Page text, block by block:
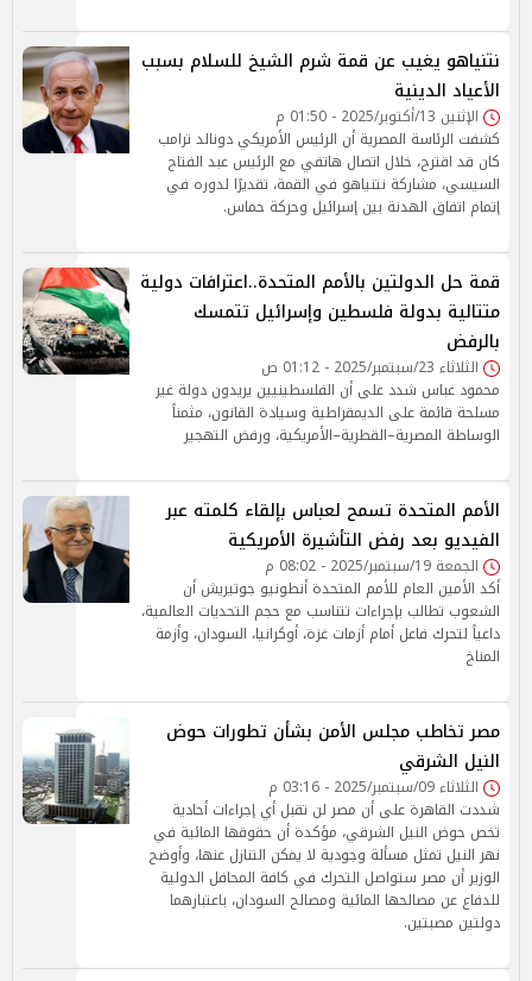
نتنياهو يغيب عن قمة شرم الشيخ للسلام بسبب
الأعياد الدينية
الإثنين 13/أكتوبر/2025 - 01:50 م
كشفت الرئاسة المصرية أن الرئيس الأمريكي دونالد ترامب
كان قد اقترح، خلال اتصال هاتفي مع الرئيس عبد الفتاح
السيسي، مشاركة نتنياهو في القمة، تقديرًا لدوره في
إتمام اتفاق الهدنة بين إسرائيل وحركة حماس.
قمة حل الدولتين بالأمم المتحدة..اعترافات دولية
متتالية بدولة فلسطين وإسرائيل تتمسك
بالرفض
الثلاثاء 23/سبتمبر/2025 - 01:12 ص
محمود عباس شدد على أن الفلسطينيين يريدون دولة غير
مسلحة قائمة على الديمقراطية وسيادة القانون، مثمناً
الوساطة المصرية–القطرية–الأمريكية، ورفض التهجير
الأمم المتحدة تسمح لعباس بإلقاء كلمته عبر
الفيديو بعد رفض التأشيرة الأمريكية
الجمعة 19/سبتمبر/2025 - 08:02 م
أكد الأمين العام للأمم المتحدة أنطونيو جوتيريش أن
الشعوب تطالب بإجراءات تتناسب مع حجم التحديات العالمية،
داعياً لتحرك فاعل أمام أزمات غزة، أوكرانيا، السودان، وأزمة
المناخ
مصر تخاطب مجلس الأمن بشأن تطورات حوض
النيل الشرقي
الثلاثاء 09/سبتمبر/2025 - 03:16 م
شددت القاهرة على أن مصر لن تقبل أي إجراءات أحادية
تخص حوض النيل الشرقي، مؤكدة أن حقوقها المائية في
نهر النيل تمثل مسألة وجودية لا يمكن التنازل عنها، وأوضح
الوزير أن مصر ستواصل التحرك في كافة المحافل الدولية
للدفاع عن مصالحها المائية ومصالح السودان، باعتبارهما
دولتين مصبتين.